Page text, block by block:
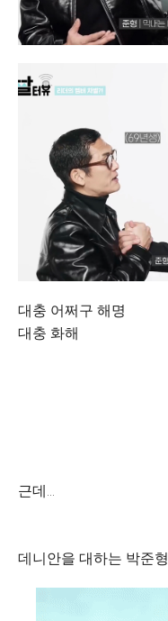
대충 어쩌구 해명
대충 화해
근데...
데니안을 대하는 박준형